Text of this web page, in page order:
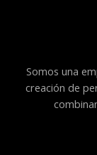
Somos una
creación de